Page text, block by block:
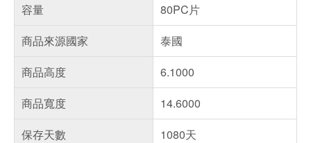
容量
80PC片
商品來源國家
泰國
商品高度
6.1000
商品寬度
14.6000
保存天數
1080天